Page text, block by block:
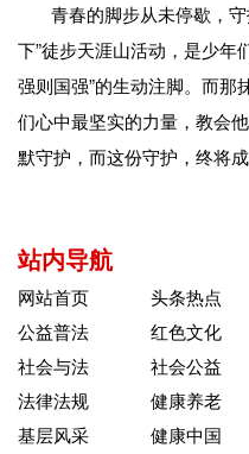
青春的脚步从未停歇，守
下”徒步天涯山活动，是少年
强则国强”的生动注脚。而那
们心中最坚实的力量，教会
默守护，而这份守护，终将
站内导航
网站首页 头条热点
公益普法
红色文化
社会与法
社会公益
法律法规
健康养老
基层风采
健康中国